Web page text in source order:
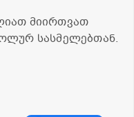
მიირთვათ
სასმელებთან.